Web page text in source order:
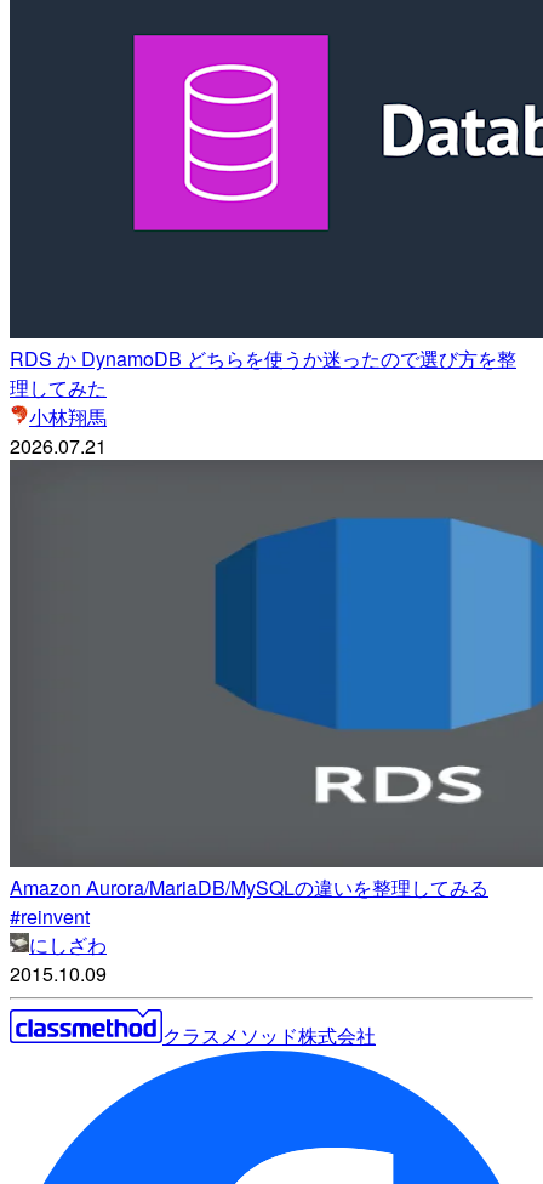
RDS か DynamoDB どちらを使うか迷ったので選び方を整
理してみた
小林翔馬
2026.07.21
Amazon Aurora/MariaDB/MySQLの違いを整理してみる
#reinvent
にしざわ
2015.10.09
クラスメソッド株式会社